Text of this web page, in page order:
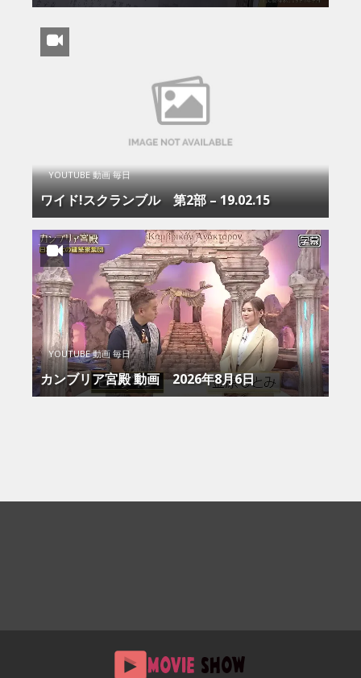
YOUTUBE 動画 毎日
ワイド!スクランブル 第2部 – 19.02.15
YOUTUBE 動画 毎日
カンブリア宮殿 動画 2026年8月6日